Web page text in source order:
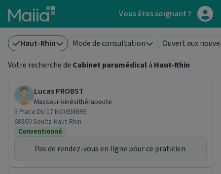
Aller au contenu principal Vous êtes soignant ?
Haut-Rhin Mode de consultation
Ouvert aux
Votre recherche de Cabinet paramédicalà Haut-Rhin
Lucas PROBST
Masseur-kinésithérapeute
5 Place DU 17 NOVEMBRE
68360 Soultz-Haut-Rhin
Conventionné
Pas de rendez-vous en ligne pour ce praticien.